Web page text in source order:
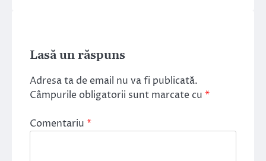
Lasă un răspuns
Adresa ta de email nu va fi publicată.
Câmpurile obligatorii sunt marcate cu *
Comentariu *